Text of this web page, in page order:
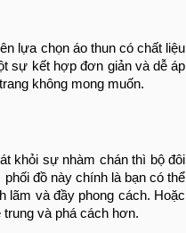
lựa chọn áo thun có chất liệu
sự kết hợp đơn giản và dễ áp
không mong muốn.
khỏi sự nhàm chán thì bộ đôi
đồ này chính là bạn có thể
lãm và đầy phong cách. Hoặc
và phá cách hơn.